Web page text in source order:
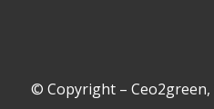
© Copyright – Ceo2green,